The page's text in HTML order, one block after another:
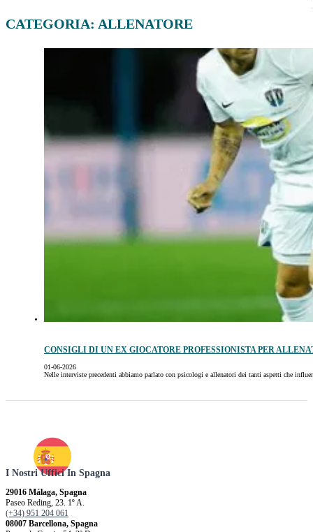
CATEGORIA: ALLENATORE
CONSIGLI DI UN EX GIOCATORE PROFESSIONISTA PER
01-06-2026
Nelle interviste precedenti abbiamo parlato con psicologi e allenatori dei tanti aspetti che
I Nostri Uffici In Spagna
29016 Málaga, Spagna
Paseo Reding, 23. 1º A.
(+34) 951 204 061
08007 Barcellona, ​​Spagna